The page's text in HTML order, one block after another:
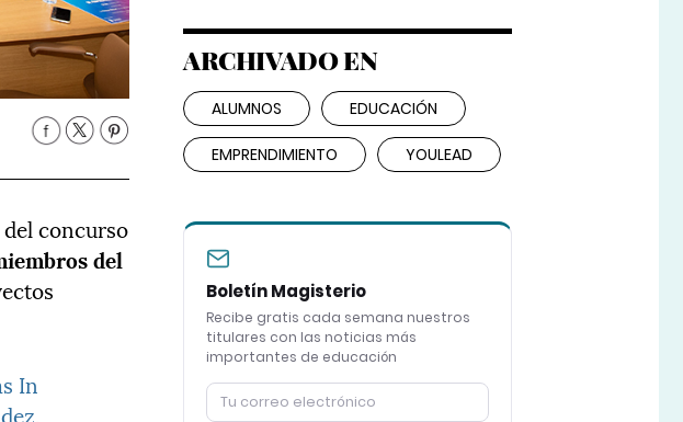
del concurso
del
In
ARCHIVADO EN
ALUMNOS EDUCACIÓN
EMPRENDIMIENTO YOULEAD
Boletín Magisterio
Recibe gratis cada semana nuestros
titulares con las noticias más
importantes de educación